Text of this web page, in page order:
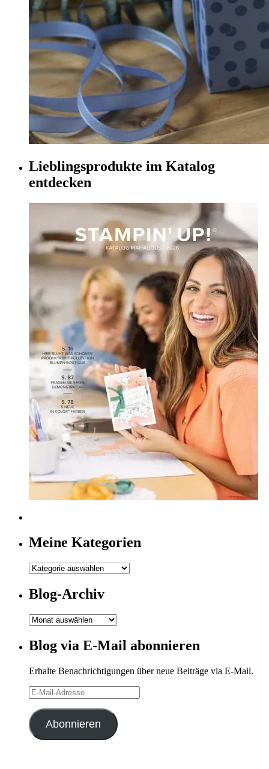
Lieblingsprodukte im Katalog
entdecken
Meine Kategorien
Meine
Blog-Archiv
Blog-
Blog via E-Mail abonnieren
Erhalte Benachrichtigungen über neue Beiträge via E-Mail.
E-
Mail-
Adresse
Abonnieren